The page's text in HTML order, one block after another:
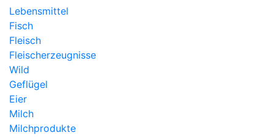
Lebensmittel
Fisch
Fleisch
Fleischerzeugnisse
Wild
Geflügel
Eier
Milch
Milchprodukte